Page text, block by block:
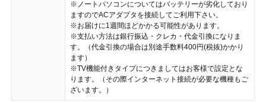
※ノートパソコンについてはバッテリーが劣化しており
ますのでACアダプタを接続してご利用下さい。
※お届けに1週間ほどかかる可能性があります。
※支払い方法は銀行振込・クレカ・代金引換になりま
す。（代金引換の場合は別途手数料400円(税抜)かかり
ます）
※TV機能付きタイプにつきましてはお客様で設定とな
ります。（その際インターネット接続が必要な機種もご
ざいます。）